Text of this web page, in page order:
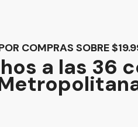
COMPRAS SOBRE
a las 36